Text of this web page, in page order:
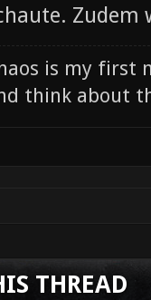
Zudem
is my first
think about
THREAD